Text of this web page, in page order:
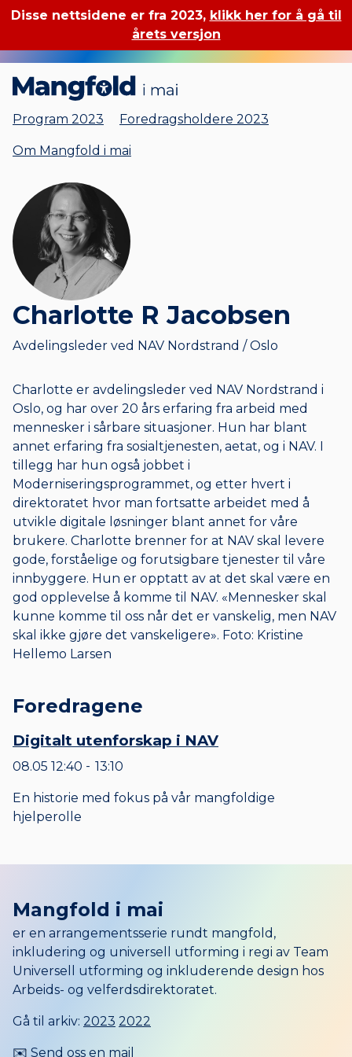
Disse nettsidene er fra 2023, klikk her for å gå til
årets versjon
Program 2023 Foredragsholdere 2023
Om Mangfold i mai
Charlotte R Jacobsen
Avdelingsleder ved NAV Nordstrand / Oslo
Charlotte er avdelingsleder ved NAV Nordstrand i
Oslo, og har over 20 års erfaring fra arbeid med
mennesker i sårbare situasjoner. Hun har blant
annet erfaring fra sosialtjenesten, aetat, og i NAV. I
tillegg har hun også jobbet i
Moderniseringsprogrammet, og etter hvert i
direktoratet hvor man fortsatte arbeidet med å
utvikle digitale løsninger blant annet for våre
brukere. Charlotte brenner for at NAV skal levere
gode, forståelige og forutsigbare tjenester til våre
innbyggere. Hun er opptatt av at det skal være en
god opplevelse å komme til NAV. «Mennesker skal
kunne komme til oss når det er vanskelig, men NAV
skal ikke gjøre det vanskeligere». Foto: Kristine
Hellemo Larsen
Foredragene
Digitalt utenforskap i NAV
08.05 12:40
13:10
En historie med fokus på vår mangfoldige
hjelperolle
Mangfold i mai
er en arrangementsserie rundt mangfold,
inkludering og universell utforming i regi av Team
Universell utforming og inkluderende design hos
Arbeids- og velferdsdirektoratet.
Gå til arkiv: 2023 2022
✉️ Send oss en mail